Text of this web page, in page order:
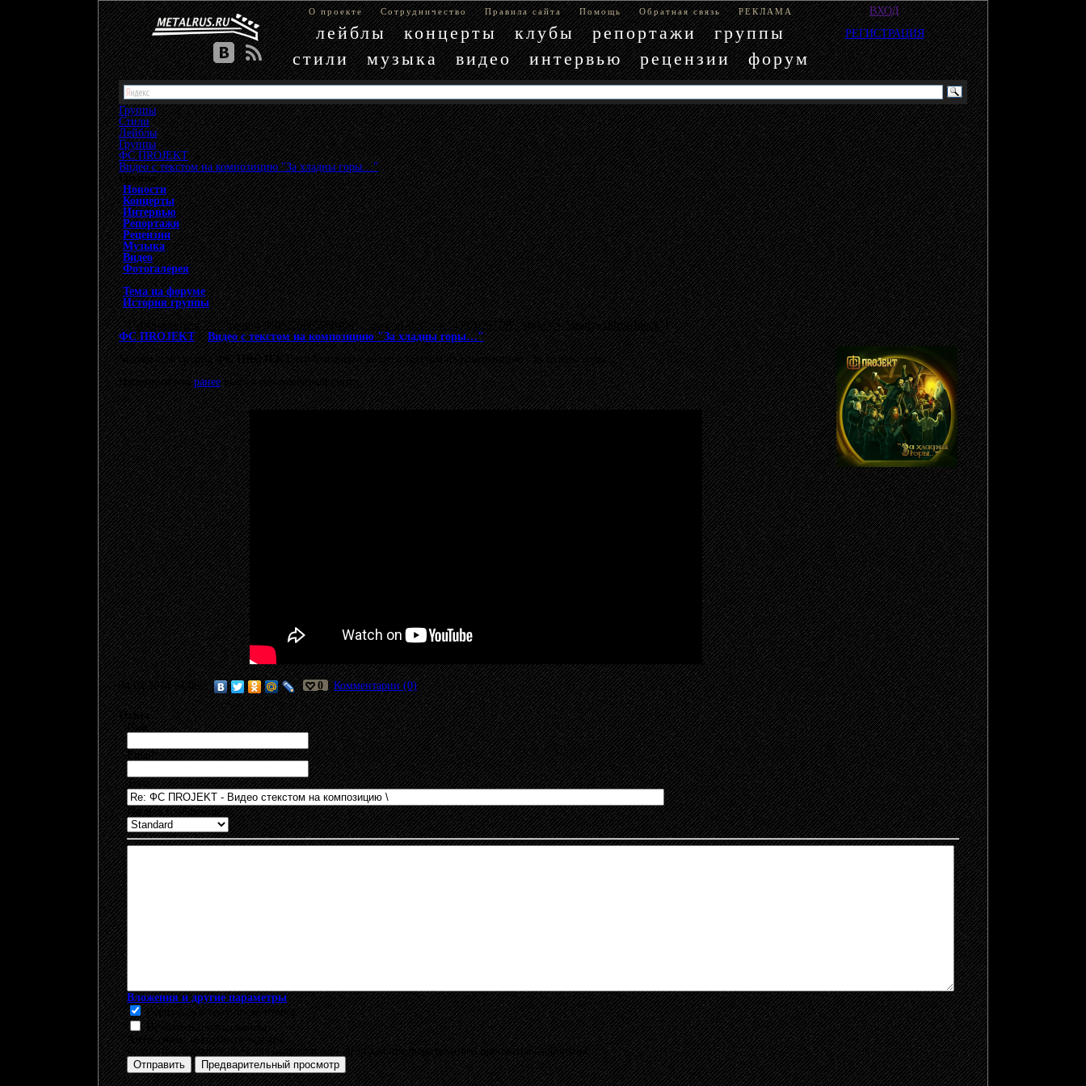
О проекте Сотрудничество Правила сайта Помощь Обратная связь РЕКЛАМА
лейблы концерты клубы репортажи
группы
стили
музыка видео интервью рецензии форум
ВХОД
РЕГИСТРАЦИЯ
Группы
Стили
Лейблы
Группы»
ФС ПROJEKT»
Видео с текстом на композицию "За хладны горы…"
Группа
Новости
Концерты
Интервью
Репортажи
Рецензии
Музыка
Видео
Фотогалерея
Тема на форуме
История группы
{"data-ad-client" => "ca-pub-9508229605968406", "data-ad-slot" => "4397029779", :style => "display:inline-block"}
ФС ПROJEKT>Видео с текстом на композицию "За хладны горы…"
Московская группаФС ПROJEKTопубликовала видео с текстом на композицию"За хладны горы…".
Напомним чторанеевышел одноимённый сингл.
04.02.2014 04:06 0 Комментарии (0)
Ответ
Имя:
Email:
Тема:
Иконка сообщения:
Вложения и другие параметры
Вернуться в тему после ответа.
Не использовать смайлы.
Анти-спам:выполните задание
подсказка: нажмите alt+s для отправки или alt+p для предварительного просмотра сообщения